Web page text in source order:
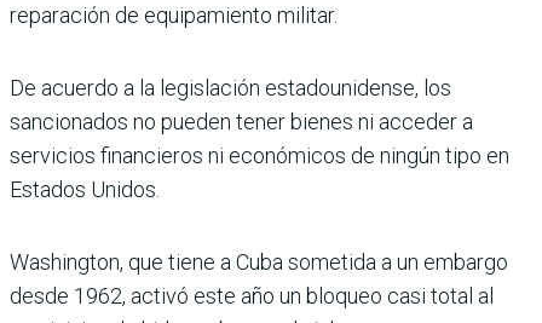
reparación de equipamiento militar.
De acuerdo a la legislación estadounidense, los
sancionados no pueden tener bienes ni acceder a
servicios financieros ni económicos de ningún tipo en
Estados Unidos.
Washington, que tiene a Cuba sometida a un embargo
desde 1962, activó este año un bloqueo casi total al